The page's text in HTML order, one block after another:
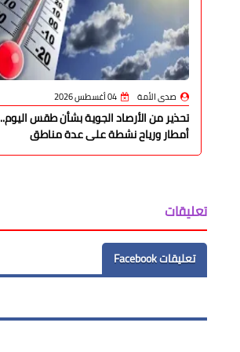
صدى الأمة 04 أغسطس 2026
تحذير من الأرصاد الجوية بشأن طقس اليوم..
أمطار ورياح نشطة على عدة مناطق
تعليقات
تعليقات Facebook